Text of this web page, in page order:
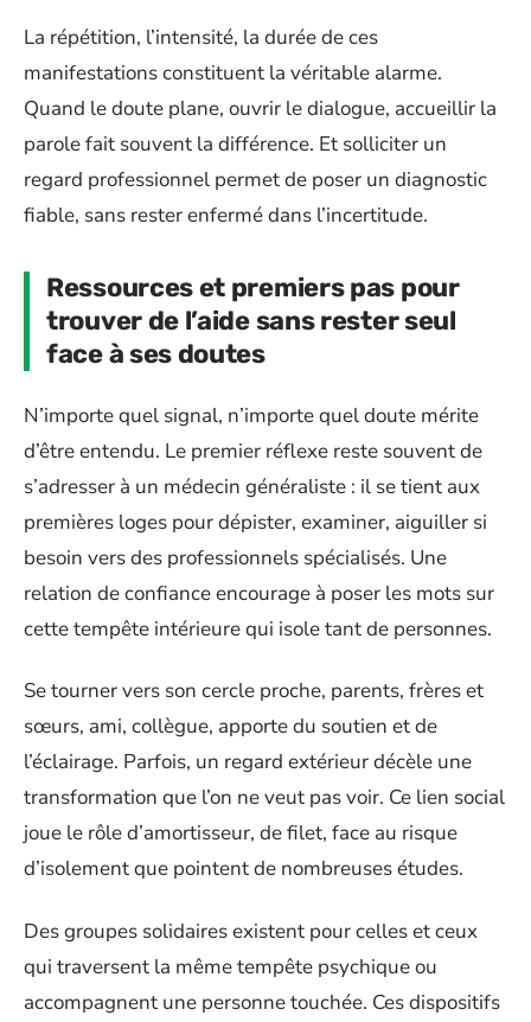
La répétition, l’intensité, la durée de ces
manifestations constituent la véritable alarme.
Quand le doute plane, ouvrir le dialogue, accueillir la
parole fait souvent la différence. Et solliciter un
regard professionnel permet de poser un diagnostic
fiable, sans rester enfermé dans l’incertitude.
Ressources et premiers pas pour
trouver de l’aide sans rester seul
face à ses doutes
N’importe quel signal, n’importe quel doute mérite
d’être entendu. Le premier réflexe reste souvent de
s’adresser à un médecin généraliste : il se tient aux
premières loges pour dépister, examiner, aiguiller si
besoin vers des professionnels spécialisés. Une
relation de confiance encourage à poser les mots sur
cette tempête intérieure qui isole tant de personnes.
Se tourner vers son cercle proche, parents, frères et
sœurs, ami, collègue, apporte du soutien et de
l’éclairage. Parfois, un regard extérieur décèle une
transformation que l’on ne veut pas voir. Ce lien social
joue le rôle d’amortisseur, de filet, face au risque
d’isolement que pointent de nombreuses études.
Des groupes solidaires existent pour celles et ceux
qui traversent la même tempête psychique ou
accompagnent une personne touchée. Ces dispositifs